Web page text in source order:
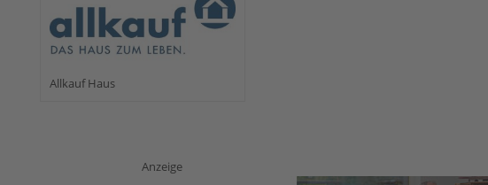
Allkauf Haus
Anzeige